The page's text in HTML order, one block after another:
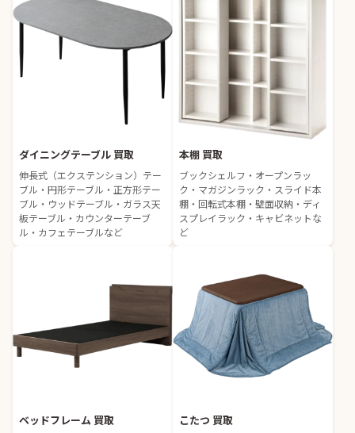
ダイニングテーブル 買取
伸長式（エクステンション）テー
ブル・円形テーブル・正方形テー
ブル・ウッドテーブル・ガラス天
板テーブル・カウンターテーブ
ル・カフェテーブルなど
本棚 買取
ブックシェルフ・オープンラッ
ク・マガジンラック・スライド本
棚・回転式本棚・壁面収納・ディ
スプレイラック・キャビネットな
ど
ベッドフレーム 買取 こたつ 買取